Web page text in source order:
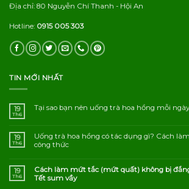
Địa chỉ: 80 Nguyễn Chí Thanh - Hội An
Hotline: 0915 005 303
TIN MỚI NHẤT
19
Th6
Tại sao bạn nên uống trà hoa hồng mỗi ngày
19
Th6
Uống trà hoa hồng có tác dụng gì? Cách
công thức
19
Th6
Cách làm mứt tắc (mứt quất) không bị
Tết sum vầy